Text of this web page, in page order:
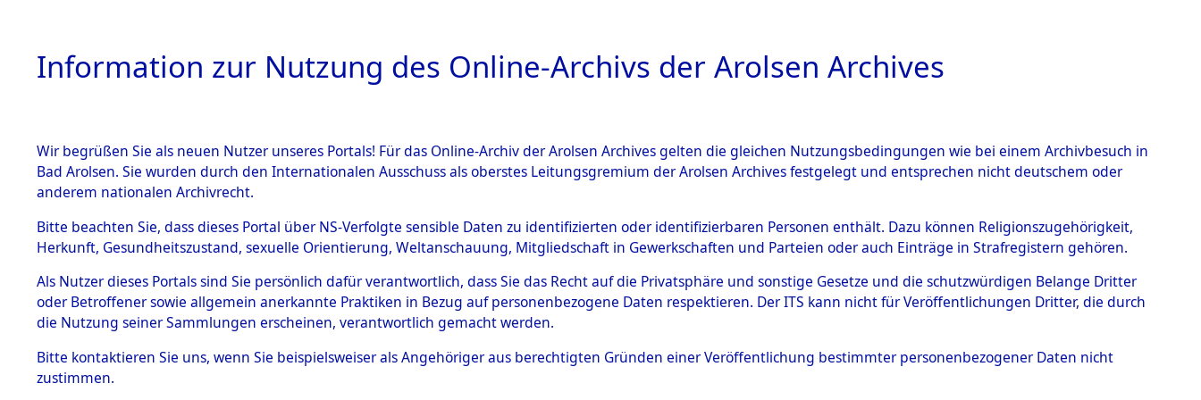
HOME BESTANDSBESCHREIBUNG ARCHIVALE ÜBERSICHT BILD
BESTÄNDE
Inhaftierungsdoku
mente
5. Verschiedenes
Todesmärsche
5.3.1 Alliierte
Ermittlungen zu den Orten Kemnath - Muschenried.→0002
(84604327)→0054 (84604381)
0054 (84604381)
Information zur Nutzung des Online-Archivs der Arolsen Archives
Wir begrüßen Sie als neuen Nutzer unseres Portals! Für das Online-Archiv der Arolsen Archives gelten die gleichen Nutzungsbedingungen wie bei einem Archivbesuch in
Bad Arolsen. Sie wurden durch den Internationalen Ausschuss als oberstes Leitungsgremium der Arolsen Archives festgelegt und entsprechen nicht deutschem oder
anderem nationalen Archivrecht.
Bitte beachten Sie, dass dieses Portal über NS-Verfolgte sensible Daten zu identifizierten oder identifizierbaren Personen enthält. Dazu können Religionszugehörigkeit,
Herkunft, Gesundheitszustand, sexuelle Orientierung, Weltanschauung, Mitgliedschaft in Gewerkschaften und Parteien oder auch Einträge in Strafregistern gehören.
Als Nutzer dieses Portals sind Sie persönlich dafür verantwortlich, dass Sie das Recht auf die Privatsphäre und sonstige Gesetze und die schutzwürdigen Belange Dritter
oder Betroffener sowie allgemein anerkannte Praktiken in Bezug auf personenbezogene Daten respektieren. Der ITS kann nicht für Veröffentlichungen Dritter, die durch
die Nutzung seiner Sammlungen erscheinen, verantwortlich gemacht werden.
Bitte kontaktieren Sie uns, wenn Sie beispielsweiser als Angehöriger aus berechtigten Gründen einer Veröffentlichung bestimmter personenbezogener Daten nicht
zustimmen.